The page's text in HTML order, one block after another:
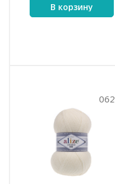
В корзину
062